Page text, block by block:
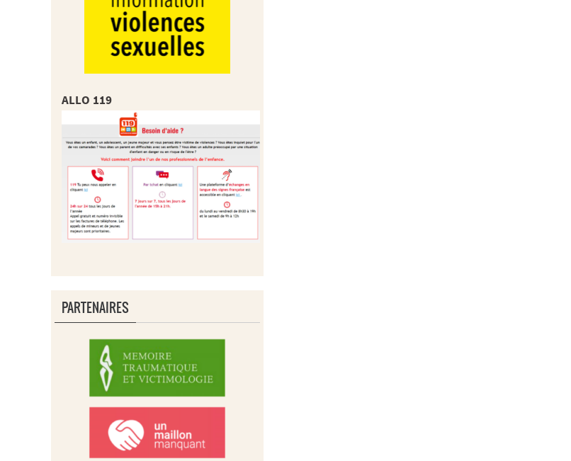
ALLO 119
PARTENAIRES